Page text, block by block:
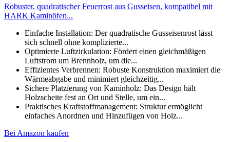
Robuster, quadratischer Feuerrost aus Gusseisen, kompatibel mit
HARK Kaminöfen...
Einfache Installation: Der quadratische Gusseisenrost lässt
sich schnell ohne komplizierte...
Optimierte Luftzirkulation: Fördert einen gleichmäßigen
Luftstrom um Brennholz, um die...
Effizientes Verbrennen: Robuste Konstruktion maximiert die
Wärmeabgabe und minimiert gleichzeitig...
Sichere Platzierung von Kaminholz: Das Design hält
Holzscheite fest an Ort und Stelle, um ein...
Praktisches Kraftstoffmanagement: Struktur ermöglicht
einfaches Anordnen und Hinzufügen von Holz...
Bei Amazon kaufen